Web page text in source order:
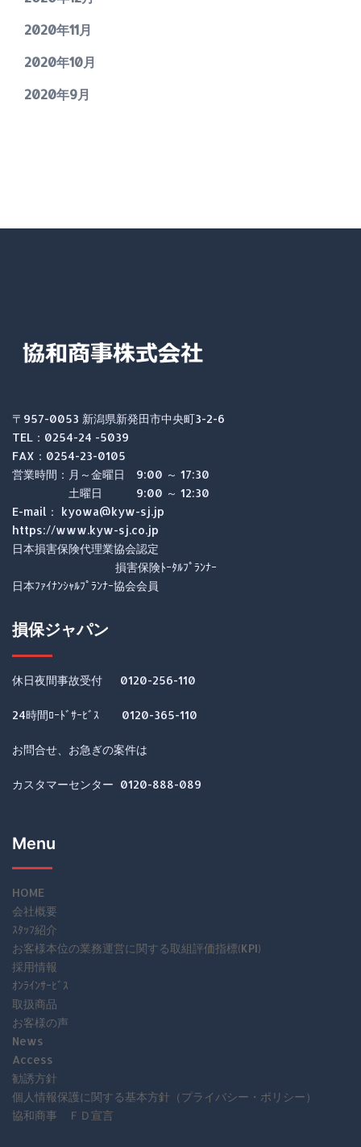
2020年11月
2020年10月
2020年9月
〒957-0053 新潟県新発田市中央町3-2-6
TEL：0254-24 -5039
FAX：0254-23-0105
営業時間：月～金曜日 9:00 ～ 17:30
土曜日 9:00 ～ 12:30
E-mail： kyowa@kyw-sj.jp
https://www.kyw-sj.co.jp
日本損害保険代理業協会認定
損害保険ﾄｰﾀﾙﾌﾟﾗﾝﾅｰ
日本ﾌｧｲﾅﾝｼｬﾙﾌﾟﾗﾝﾅｰ協会会員
損保ジャパン
休日夜間事故受付 0120-256-110
24時間ﾛｰﾄﾞｻｰﾋﾞｽ 0120-365-110
お問合せ、お急ぎの案件は
カスタマーセンター 0120-888-089
Menu
HOME
会社概要
ｽﾀｯﾌ紹介
お客様本位の業務運営に関する取組評価指標(KPI)
採用情報
ｵﾝﾗｲﾝｻｰﾋﾞｽ
取扱商品
お客様の声
News
Access
勧誘方針
個人情報保護に関する基本方針（プライバシー・ポリシー）
協和商事 ＦＤ宣言